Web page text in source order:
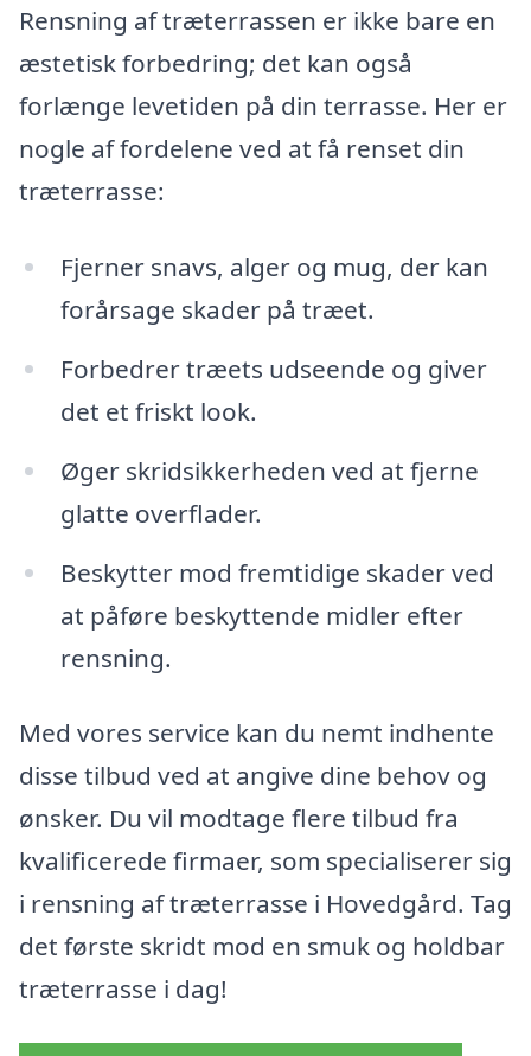
Rensning af træterrassen er ikke bare en
æstetisk forbedring; det kan også
forlænge levetiden på din terrasse. Her er
nogle af fordelene ved at få renset din
træterrasse:
Fjerner snavs, alger og mug, der kan
forårsage skader på træet.
Forbedrer træets udseende og giver
det et friskt look.
Øger skridsikkerheden ved at fjerne
glatte overflader.
Beskytter mod fremtidige skader ved
at påføre beskyttende midler efter
rensning.
Med vores service kan du nemt indhente
disse tilbud ved at angive dine behov og
ønsker. Du vil modtage flere tilbud fra
kvalificerede firmaer, som specialiserer sig
i rensning af træterrasse i Hovedgård. Tag
det første skridt mod en smuk og holdbar
træterrasse i dag!